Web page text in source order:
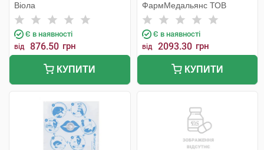
Віола
Є в наявності
від 876.50 грн
КУПИТИ
ФармМедальянс ТОВ
Є в наявності
від 2093.30 грн
КУПИТИ